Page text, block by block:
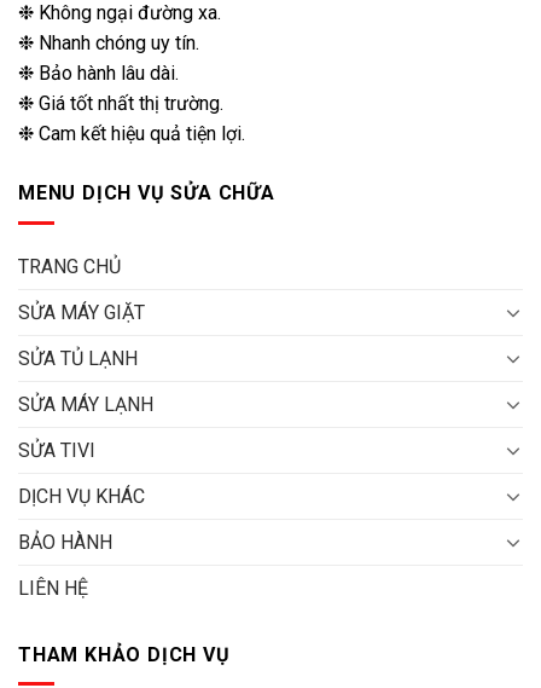
❉ Không ngại đường xa.
❉ Nhanh chóng uy tín.
❉ Bảo hành lâu dài.
❉ Giá tốt nhất thị trường.
❉ Cam kết hiệu quả tiện lợi.
MENU DỊCH VỤ SỬA CHỮA
TRANG CHỦ
SỬA MÁY GIẶT
SỬA TỦ LẠNH
SỬA MÁY LẠNH
SỬA TIVI
DỊCH VỤ KHÁC
BẢO HÀNH
LIÊN HỆ
THAM KHẢO DỊCH VỤ